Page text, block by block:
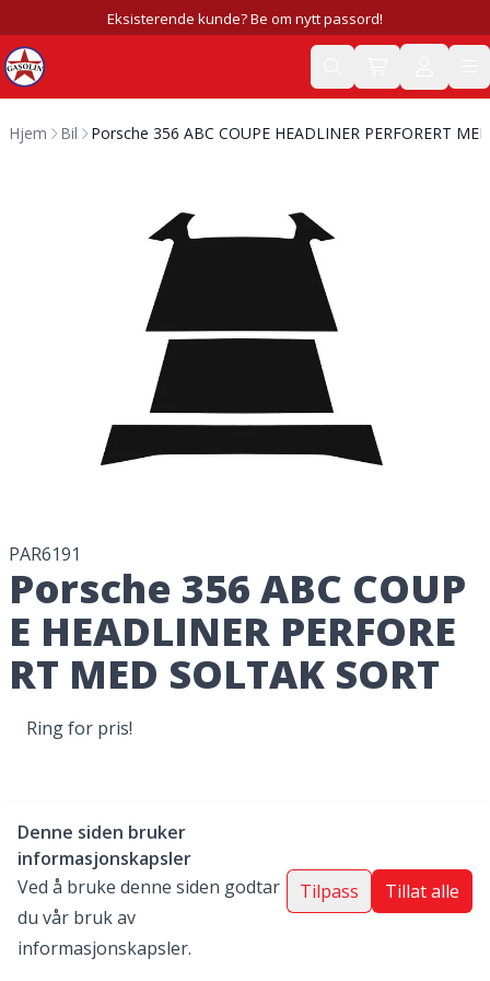
Denne siden bruker
informasjonskapsler
Ved å bruke denne siden godtar
du vår bruk av
informasjonskapsler.
Tilpass Tillat alle
Eksisterende kunde? Be om nytt passord!
Hjem Bil Porsche 356 ABC COUPE HEADLINER PERFORERT
PAR6191
Porsche 356 ABC COUP
E HEADLINER PERFORE
RT MED SOLTAK SORT
Ring for pris!
Postnummer
Vis alternativer